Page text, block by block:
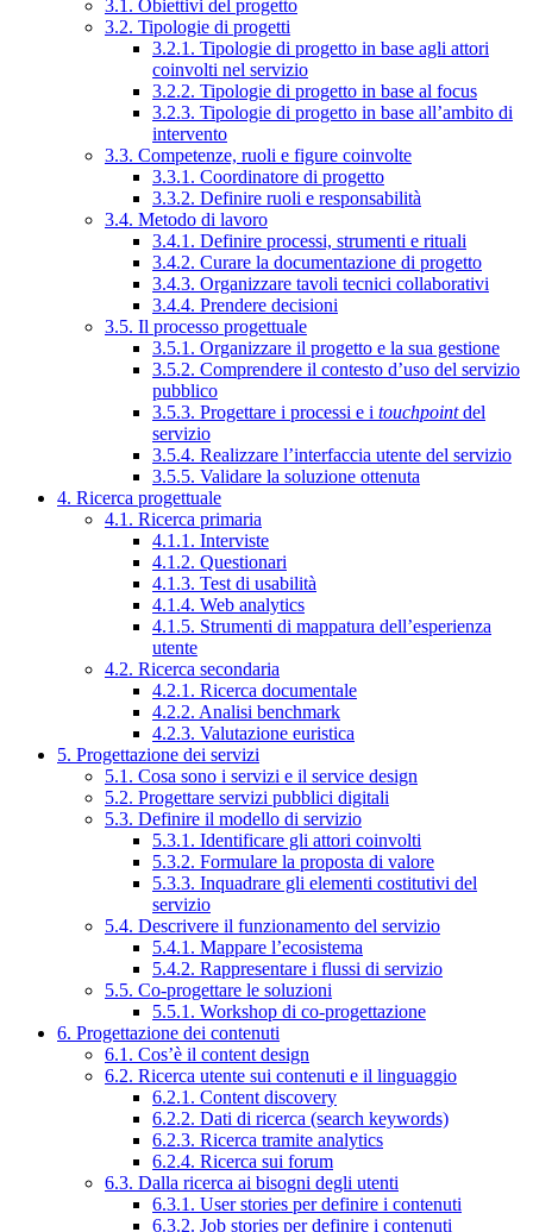
3.1. Obiettivi del progetto
3.2. Tipologie di progetti
3.2.1. Tipologie di progetto in base agli attori
coinvolti nel servizio
3.2.2. Tipologie di progetto in base al focus
3.2.3. Tipologie di progetto in base all’ambito di
intervento
3.3. Competenze, ruoli e figure coinvolte
3.3.1. Coordinatore di progetto
3.3.2. Definire ruoli e responsabilità
3.4. Metodo di lavoro
3.4.1. Definire processi, strumenti e rituali
3.4.2. Curare la documentazione di progetto
3.4.3. Organizzare tavoli tecnici collaborativi
3.4.4. Prendere decisioni
3.5. Il processo progettuale
3.5.1. Organizzare il progetto e la sua gestione
3.5.2. Comprendere il contesto d’uso del servizio
pubblico
3.5.3. Progettare i processi e i touchpointdel
servizio
3.5.4. Realizzare l’interfaccia utente del servizio
3.5.5. Validare la soluzione ottenuta
4. Ricerca progettuale
4.1. Ricerca primaria
4.1.1. Interviste
4.1.2. Questionari
4.1.3. Test di usabilità
4.1.4. Web analytics
4.1.5. Strumenti di mappatura dell’esperienza
utente
4.2. Ricerca secondaria
4.2.1. Ricerca documentale
4.2.2. Analisi benchmark
4.2.3. Valutazione euristica
5. Progettazione dei servizi
5.1. Cosa sono i servizi e il service design
5.2. Progettare servizi pubblici digitali
5.3. Definire il modello di servizio
5.3.1. Identificare gli attori coinvolti
5.3.2. Formulare la proposta di valore
5.3.3. Inquadrare gli elementi costitutivi del
servizio
5.4. Descrivere il funzionamento del servizio
5.4.1. Mappare l’ecosistema
5.4.2. Rappresentare i flussi di servizio
5.5. Co-progettare le soluzioni
5.5.1. Workshop di co-progettazione
6. Progettazione dei contenuti
6.1. Cos’è il content design
6.2. Ricerca utente sui contenuti e il linguaggio
6.2.1. Content discovery
6.2.2. Dati di ricerca (search keywords)
6.2.3. Ricerca tramite analytics
6.2.4. Ricerca sui forum
6.3. Dalla ricerca ai bisogni degli utenti
6.3.1. User stories per definire i contenuti
6.3.2. Job stories per definire i contenuti